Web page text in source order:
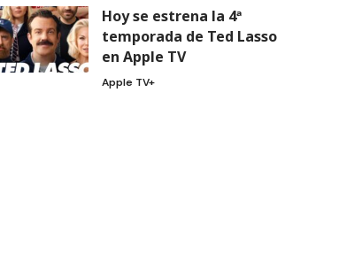
Hoy se estrena la 4ª
temporada de Ted Lasso
en Apple TV
Apple TV+